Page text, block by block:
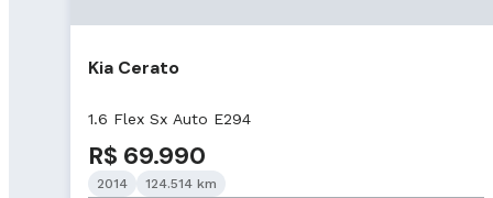
Kia Cerato
1.6 Flex Sx Auto E294
R$ 69.990
2014
124.514 km